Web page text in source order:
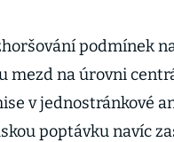
podmínek
mezd na úrovni
v jednostránkové
poptávku navíc